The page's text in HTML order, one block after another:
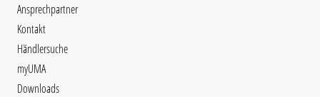
Ansprechpartner
Kontakt
Händlersuche
myUMA
Downloads